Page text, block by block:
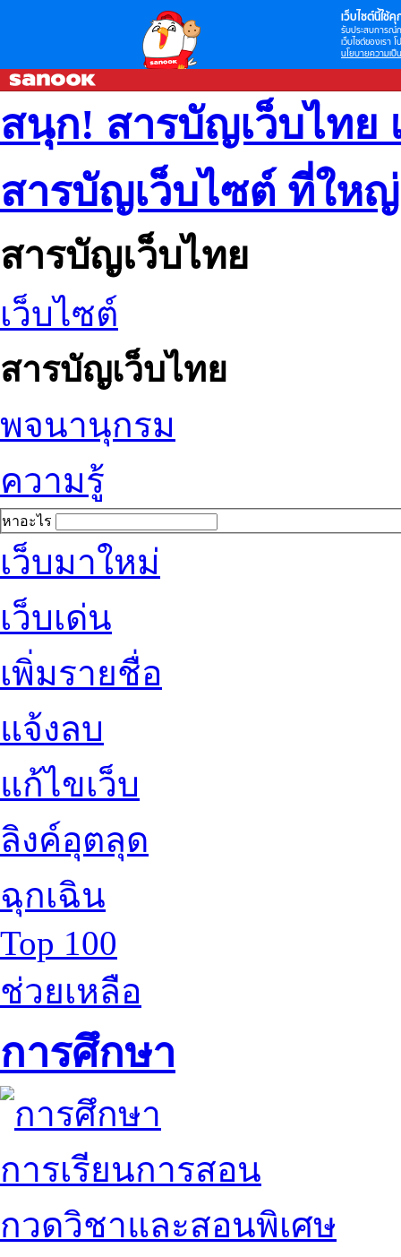
เว็บไซต์นี้ใช้คุ
รับประสบการณ์
เว็บไซต์ของเรา
นโยบายความเป็
สนุก! สารบัญเว็บไทย
สารบัญเว็บไซต์ ที่ให
สารบัญเว็บไทย
เว็บไซต์
สารบัญเว็บไทย
พจนานุกรม
ความรู้
หาอะไร
เว็บมาใหม่
เว็บเด่น
เพิ่มรายชื่อ
แจ้งลบ
แก้ไขเว็บ
ลิงค์อุตลุด
ฉุกเฉิน
Top 100
ช่วยเหลือ
การศึกษา
การเรียนการสอน
กวดวิชาและสอนพิเศษ